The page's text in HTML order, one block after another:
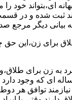
ای،بتواند
ثبت شده و در
بیانی دیگر
زن،این حق
زن برای
ای که وجود
توافق